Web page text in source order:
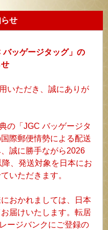
せ
ッゲージタッグ」の
いただき、誠にありが
の「JGC バッゲージタ
際郵便情勢による配送
誠に勝手ながら2026
、発送対象を日本にお
いただきます。
おかれましては、日本
届けいたします。転居
ージバンクにご登録の